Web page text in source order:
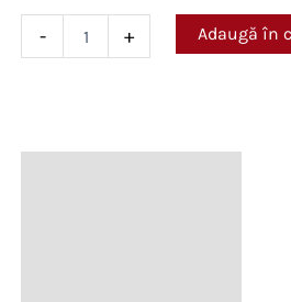
- + Adaugă în